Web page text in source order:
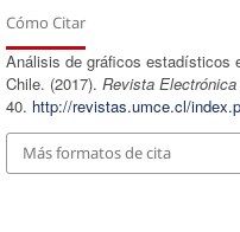
Cómo Citar
Análisis de gráficos estadísticos
Chile. (2017). Revista
40. http://revistas.umce.cl/
Más formatos de cita